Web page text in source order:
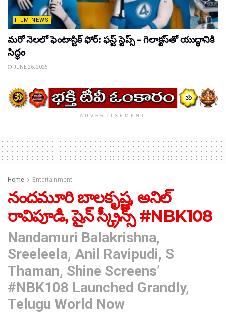
FILM NEWS
మరో నెలలో ఫెంటాస్టిక్ ఫోర్: ఫస్ట్ స్టెప్స్ – గెలాక్టస్‌తో యుద్ధానికి
సిద్ధం
JUNE 26, 2025
ADVERTISEMENT
Home Entertainment
నందమూరి బాలకృష్ణ, అనిల్
రావిపూడి, షైన్ స్క్రీన్స్ #NBK108
Nandamuri Balakrishna,
Sreeleela, Anil Ravipudi, S
Thaman, Shine Screens’
#NBK108 Launched Grandly,
Telugu World Now